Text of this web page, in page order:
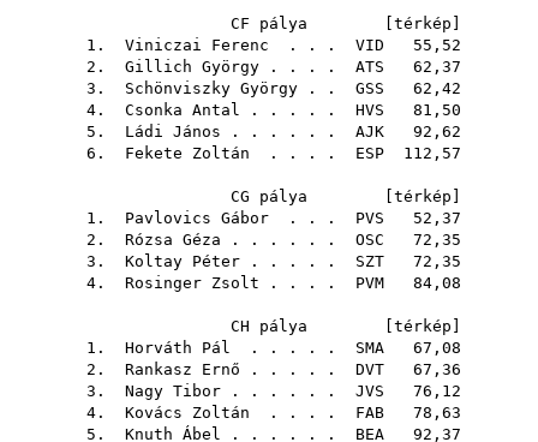
CF pálya [ térkép
1. Viniczai Ferenc . . . VID 55,52
2. Gillich György . . . . ATS 62,37
3. Schönviszky György . . GSS 62,42
4. Csonka Antal . . . . . HVS 81,50
5. Ládi János . . . . . . AJK 92,62
6. Fekete Zoltán . . . . ESP 112,57
CG pálya [ térkép
1. Pavlovics Gábor . . . PVS 52,37
2. Rózsa Géza . . . . . . OSC 72,35
3. Koltay Péter . . . . . SZT 72,35
4. Rosinger Zsolt . . . . PVM 84,08
CH pálya [ térkép
1. Horváth Pál . . . . . SMA 67,08
2. Rankasz Ernő . . . . . DVT 67,36
3. Nagy Tibor . . . . . . JVS 76,12
4. Kovács Zoltán . . . . FAB 78,63
5. Knuth Ábel . . . . . . BEA 92,37